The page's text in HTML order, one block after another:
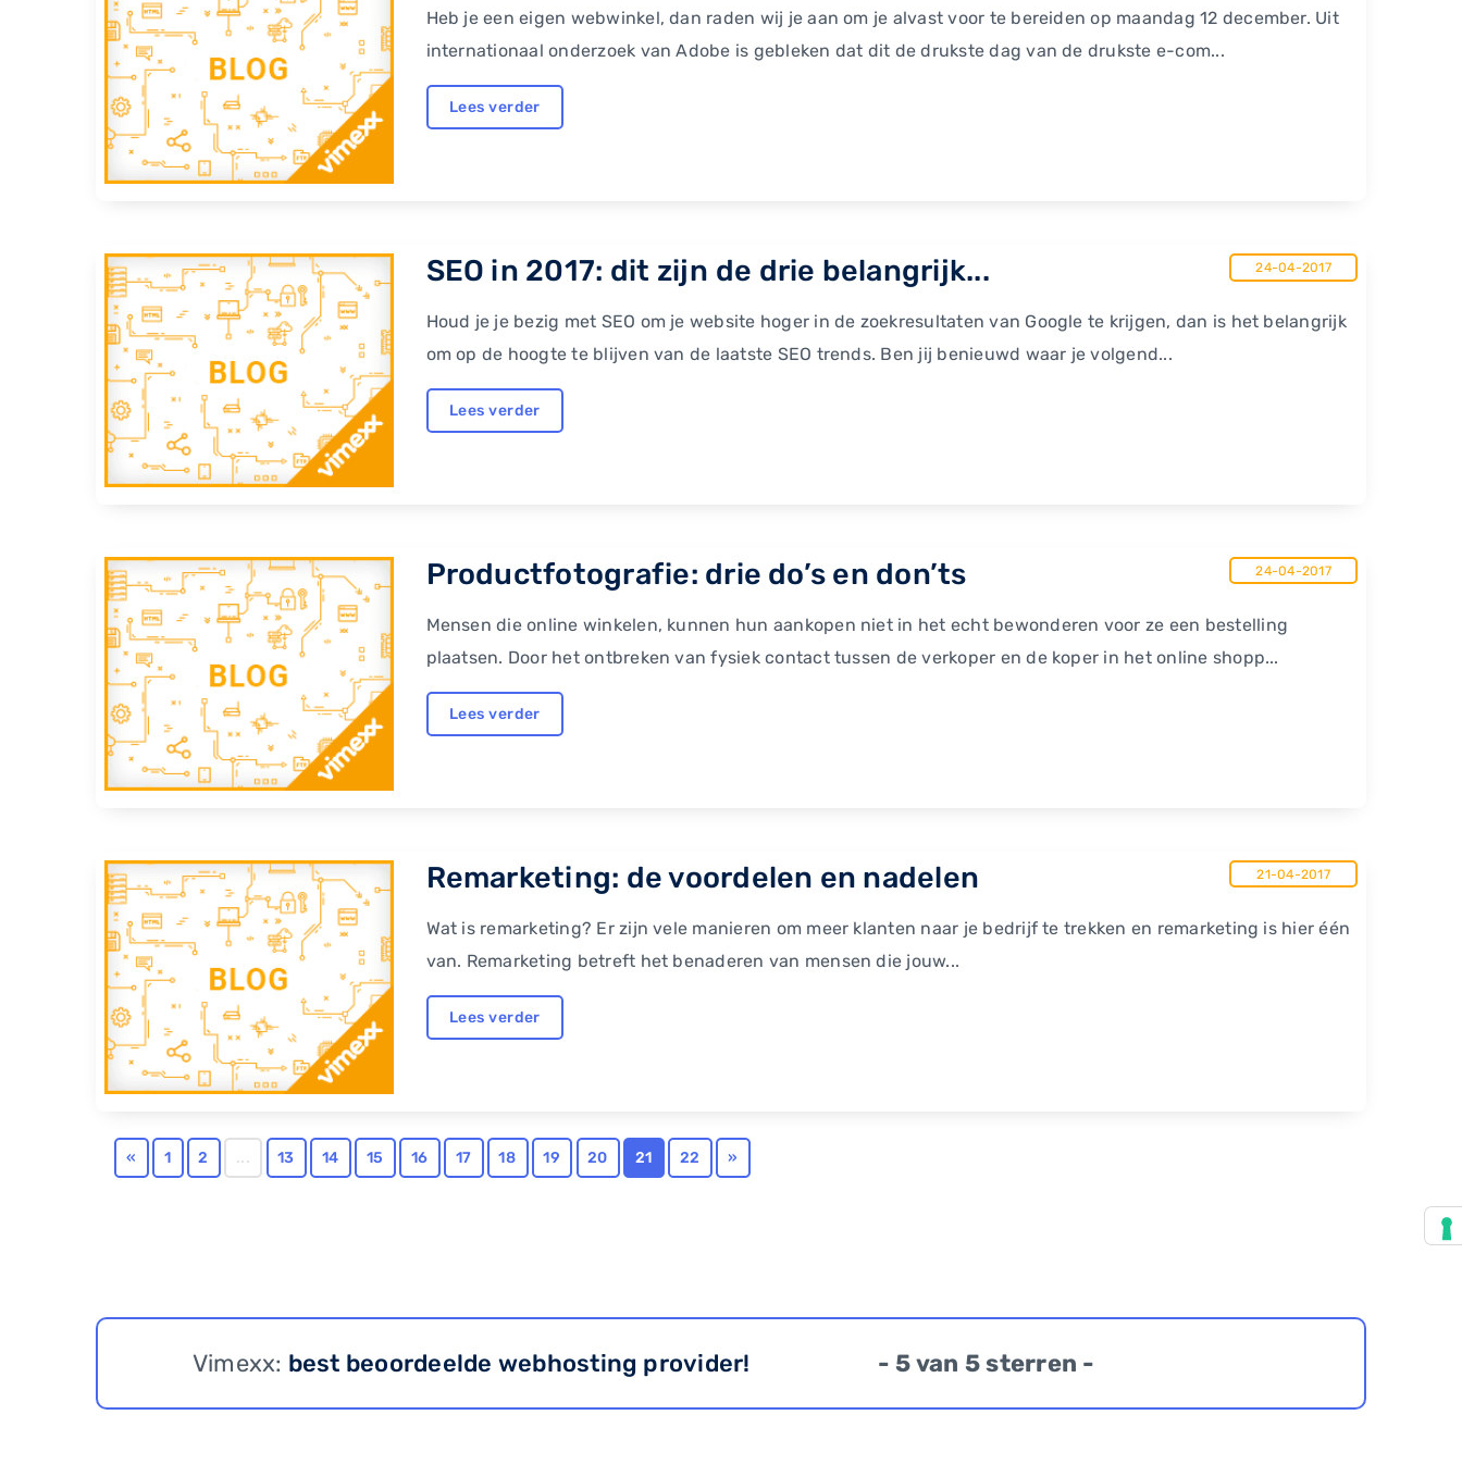
Heb je een eigen webwinkel, dan raden wij je aan om je alvast voor te bereiden op maandag 12 december. Uit
internationaal onderzoek van Adobe is gebleken dat dit de drukste dag van de drukste e-com...
Lees verder
SEO in 2017: dit zijn de drie belangrijk... 24-04-2017
Houd je je bezig met SEO om je website hoger in de zoekresultaten van Google te krijgen, dan is het belangrijk
om op de hoogte te blijven van de laatste SEO trends. Ben jij benieuwd waar je volgend...
Lees verder
Productfotografie: drie do’s en don’ts 24-04-2017
Mensen die online winkelen, kunnen hun aankopen niet in het echt bewonderen voor ze een bestelling
plaatsen. Door het ontbreken van fysiek contact tussen de verkoper en de koper in het online shopp...
Lees verder
Remarketing: de voordelen en nadelen 21-04-2017
Wat is remarketing? Er zijn vele manieren om meer klanten naar je bedrijf te trekken en remarketing is hier één
van. Remarketing betreft het benaderen van mensen die jouw...
Lees verder
« 1 2 ... 13 14 15 16 17 18 19 20 21 22 »
Vimexx: best beoordeelde webhosting provider! - 5 van 5 sterren -